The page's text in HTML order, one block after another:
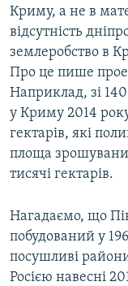
Криму, а не в
відсутність
землеробство в
Про це пише
Наприклад, зі
у Криму 2014
гектарів, які
площа
тисячі гектарів.
Нагадаємо, що
побудований у
посушливі
Росією навесні